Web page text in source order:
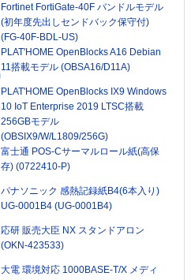
Fortinet FortiGate-40F バンドルモデル
(初年度先出しセンドバック保守付)
(FG-40F-BDL-US)
PLAT'HOME OpenBlocks A16 Debian
11搭載モデル (OBSA16/D11A)
PLAT'HOME OpenBlocks IX9 Windows
10 IoT Enterprise 2019 LTSC搭載
256GBモデル
(OBSIX9/W/L1809/256G)
富士通 POS-Cサーマルロール紙(高保
存) (0722410-P)
パナソニック 感熱記録紙B4(6本入り)
UG-0001B4 (UG-0001B4)
応研 販売大臣 NX スタンドアロン
(OKN-423533)
大電 環境対応 1000BASE-T/X メディ